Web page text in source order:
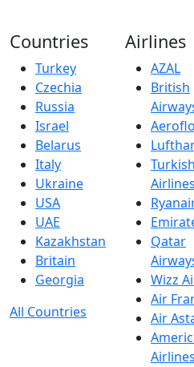
Countries
Turkey
Czechia
Russia
Israel
Belarus
Italy
Ukraine
USA
UAE
Kazakhstan
Britain
Georgia
All Countries
Airlines
AZAL
British
Turkish
Airlines
Qatar
Wizz
Air
Air
Airlines